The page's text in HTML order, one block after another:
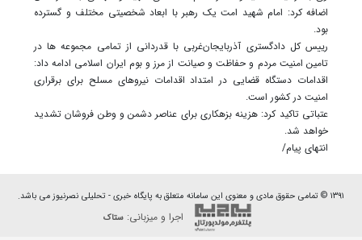
اضافه کرد: امام شهید امت یک رهبر با ابعاد شخصیتی مختلف و گسترده
بود.
رییس کل دادگستری آذربایجان‌غربی با قدردانی از تمامی مجموعه ها در
تامین امنیت مردم و حفاظت و صیانت از مرز و بوم ایران اسلامی ادامه داد:
اقدامات دستگاه قضایی در امتداد اقدامات نیروهای مسلح برای برقراری
امنیت در کشور است.
عتباتی تاکید کرد: هزینه بزهکاری برای عناصر دشمن و وطن فروشان تشدید
خواهد شد.
انتهای پیام/
۱۳۹۱ © تمامی حقوق مادی و معنوی این سامانه متعلق به پایگاه خبری - تحلیلی نصرنیوز می باشد.
اجرا و میزبانی:ستاک